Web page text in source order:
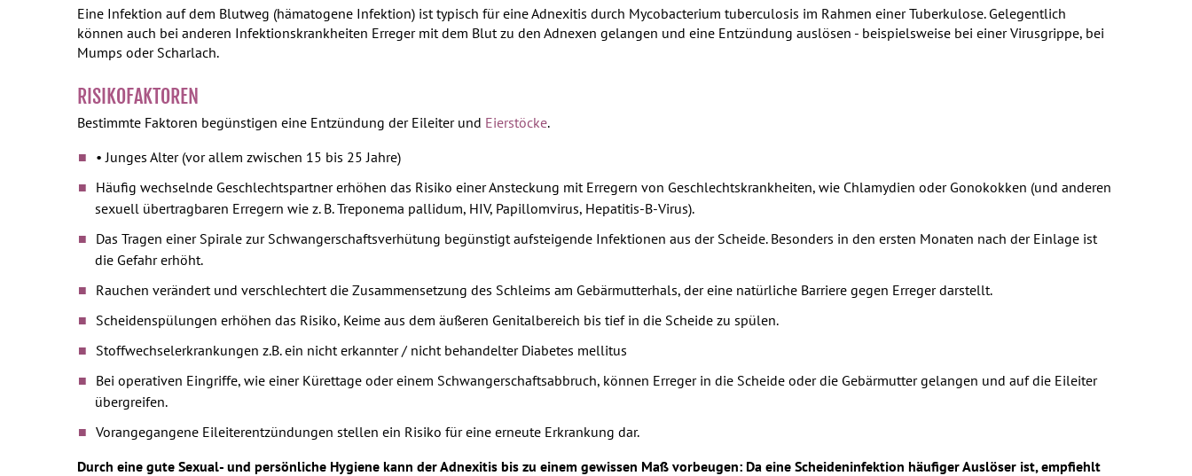
Eine Infektion auf dem Blutweg (hämatogene Infektion) ist typisch für eine Adnexitis durch Mycobacterium tuberculosis im Rahmen einer Tuberkulose. Gelegentlich
können auch bei anderen Infektionskrankheiten Erreger mit dem Blut zu den Adnexen gelangen und eine Entzündung auslösen - beispielsweise bei einer Virusgrippe, bei
Mumps oder Scharlach.
RISIKOFAKTOREN
Bestimmte Faktoren begünstigen eine Entzündung der Eileiter und Eierstöcke.
• Junges Alter (vor allem zwischen 15 bis 25 Jahre)
Häufig wechselnde Geschlechtspartner erhöhen das Risiko einer Ansteckung mit Erregern von Geschlechtskrankheiten, wie Chlamydien oder Gonokokken (und anderen
sexuell übertragbaren Erregern wie z. B. Treponema pallidum, HIV, Papillomvirus, Hepatitis-B-Virus).
Das Tragen einer Spirale zur Schwangerschaftsverhütung begünstigt aufsteigende Infektionen aus der Scheide. Besonders in den ersten Monaten nach der Einlage ist
die Gefahr erhöht.
Rauchen verändert und verschlechtert die Zusammensetzung des Schleims am Gebärmutterhals, der eine natürliche Barriere gegen Erreger darstellt.
Scheidenspülungen erhöhen das Risiko, Keime aus dem äußeren Genitalbereich bis tief in die Scheide zu spülen.
Stoffwechselerkrankungen z.B. ein nicht erkannter / nicht behandelter Diabetes mellitus
Bei operativen Eingriffe, wie einer Kürettage oder einem Schwangerschaftsabbruch, können Erreger in die Scheide oder die Gebärmutter gelangen und auf die Eileiter
übergreifen.
Vorangegangene Eileiterentzündungen stellen ein Risiko für eine erneute Erkrankung dar.
Durch eine gute Sexual- und persönliche Hygiene kann der Adnexitis bis zu einem gewissen Maß vorbeugen: Da eine Scheideninfektion häufiger Auslöser ist, empfiehlt